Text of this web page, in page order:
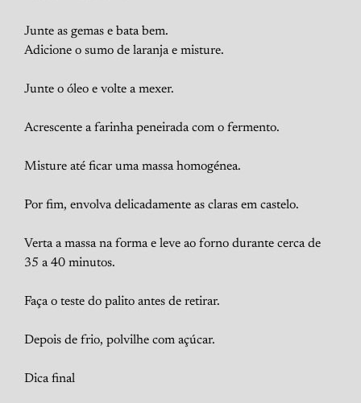
Junte as gemas e bata bem.
Adicione o sumo de laranja e misture.
Junte o óleo e volte a mexer.
Acrescente a farinha peneirada com o fermento.
Misture até ficar uma massa homogénea.
Por fim, envolva delicadamente as claras em castelo.
Verta a massa na forma e leve ao forno durante cerca de
35 a 40 minutos.
Faça o teste do palito antes de retirar.
Depois de frio, polvilhe com açúcar.
Dica final